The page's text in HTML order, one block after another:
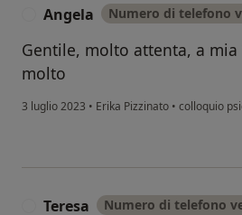
Angela Numero di telefono
Gentile, molto attenta, a
molto
3 luglio 2023 • Erika Pizzinato • colloquio
Teresa Numero di telefono